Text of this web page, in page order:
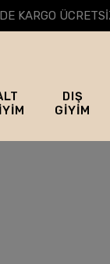
KARGO
DIŞ
GİYİM